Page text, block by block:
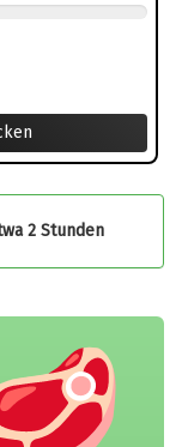
2 Stunden